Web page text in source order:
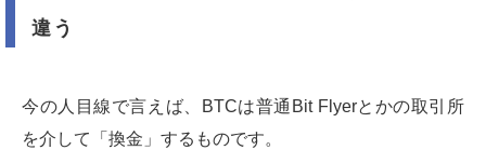
違う
今の人目線で言えば、BTCは普通Bit Flyerとかの取引所
を介して「換金」するものです。